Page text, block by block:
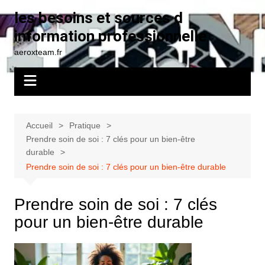
au
contenu
les besoins et sources d
information professionnelle
aeroxteam.fr
Accueil
Pratique
Prendre soin de soi : 7 clés pour un bien-être
durable
Prendre soin de soi : 7 clés pour un bien-être durable
Prendre soin de soi : 7 clés
pour un bien-être durable